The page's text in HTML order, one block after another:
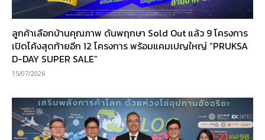
ลูกค้าเลือกบ้านคุณภาพ ดันพฤกษา Sold Out แล้ว 9 โครงการ
เปิดโค้งสุดท้ายอีก 12 โครงการ พร้อมแคมเปญใหญ่ “PRUKSA
D-DAY SUPER SALE”
15/07/2026